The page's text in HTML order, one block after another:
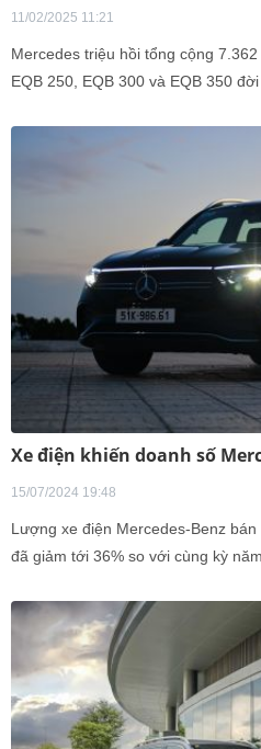
11/02/2025 11:21
Mercedes triệu hồi tổng cộng
EQB 250, EQB 300 và EQB 350
Xe điện khiến doanh số
15/07/2024 19:48
Lượng xe điện Mercedes-Benz
đã giảm tới 36% so với cùng kỳ
việc cạnh tranh với các đối thủ
càng phát triển nhanh chóng.